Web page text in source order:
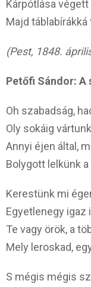
Kárpótlása végett
Majd
(Pest, 1848.
Petőfi Sándor: A
Oh szabadság,
Oly sokáig
Annyi éjen által,
Bolygott lelkünk
Kerestünk mi
Egyetlenegy igaz
Te vagy örök, a
Mely leroskad,
S mégis mégis